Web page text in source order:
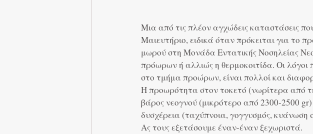
Μια από τις πλέον αγχώδεις καταστάσεις
Μαιευτήριο, ειδικά όταν πρόκειται για το
μωρού στη Μονάδα Εντατικής Νοσηλείας
πρόωρων ή αλλιώς η θερμοκοιτίδα. Οι
στο τμήμα προώρων, είναι πολλοί και
Η προωρότητα στον τοκετό (νωρίτερα από
βάρος νεογνού (μικρότερο από 2300-2500
δυσχέρεια (ταχύπνοια, γογγυσμός, κυάνωση
Ας τους εξετάσουμε έναν-έναν ξεχωριστά.